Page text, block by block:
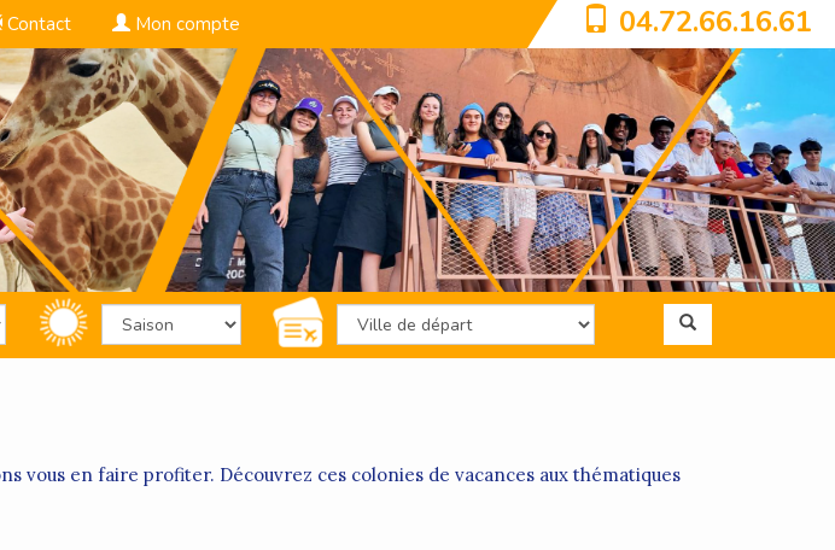
Contact Mon compte 04.72.66.16.61
vous en faire profiter. Découvrez ces colonies de vacances aux thématiques